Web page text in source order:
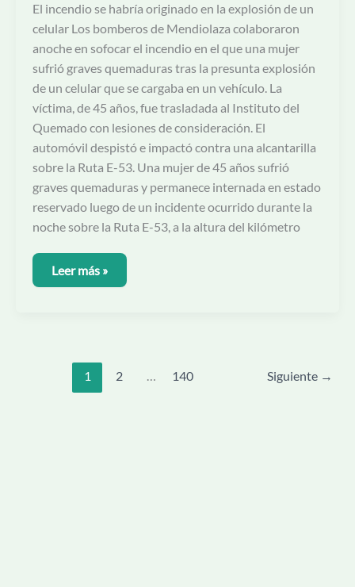
El incendio se habría originado en la explosión de un
celular Los bomberos de Mendiolaza colaboraron
anoche en sofocar el incendio en el que una mujer
sufrió graves quemaduras tras la presunta explosión
de un celular que se cargaba en un vehículo. La
víctima, de 45 años, fue trasladada al Instituto del
Quemado con lesiones de consideración. El
automóvil despistó e impactó contra una alcantarilla
sobre la Ruta E-53. Una mujer de 45 años sufrió
graves quemaduras y permanece internada en estado
reservado luego de un incidente ocurrido durante la
noche sobre la Ruta E-53, a la altura del kilómetro
Leer más »
1 2 … 140 Siguiente →